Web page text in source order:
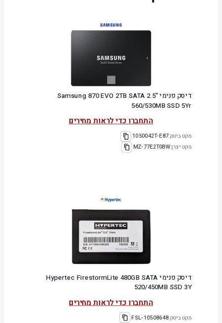
דיסק פנימי Samsung 870 EVO 2TB SATA 2.5"
560/530MB SSD 5Yr
התחברו כדי לראות מחירים
מקט ביטק:1050042T-E87
מקט יצרן:MZ-77E2T0BW
דיסק פנימי Hypertec FirestormLite 480GB SATA
520/450MB SSD 3Y
התחברו כדי לראות מחירים
מקט ביטק:10508648-FSL